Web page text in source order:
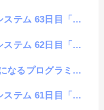
話で文字入力をする機能」
データを会話データに変換する仕組み」
ラミング学習の思考
ムで、複数選択クイズの実装」